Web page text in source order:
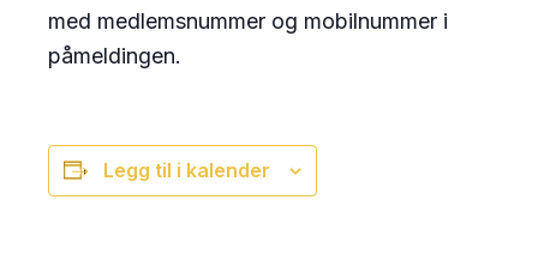
med medlemsnummer og mobilnummer i
påmeldingen.
Legg til i kalender